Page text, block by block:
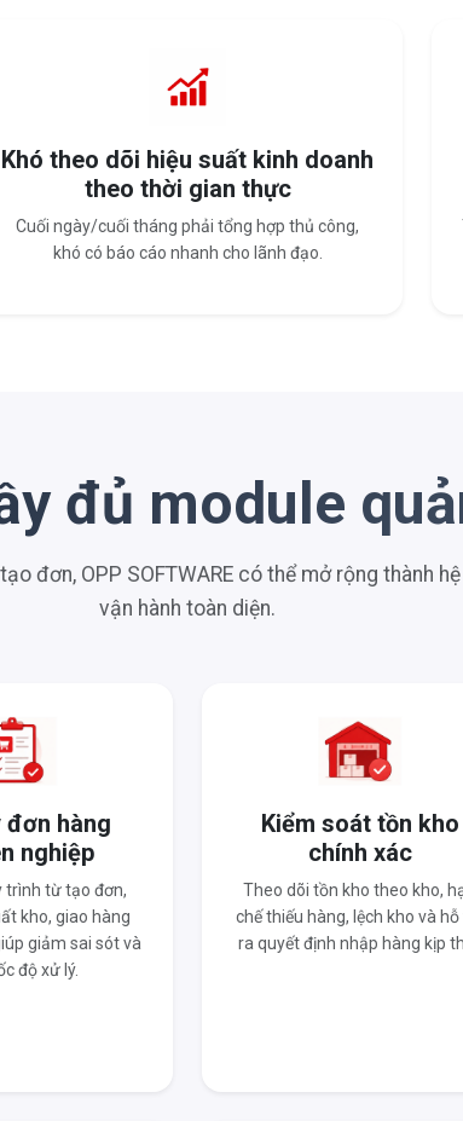
Khó theo dõi hiệu suất kinh doanh
theo thời gian thực
Cuối ngày/cuối tháng phải tổng hợp thủ công,
khó có báo cáo nhanh cho lãnh đạo.
đủ module
đơn, OPP SOFTWARE có thể mở rộng thành
vận hành toàn diện.
đơn hàng
nghiệp
trình từ tạo đơn,
kho, giao hàng
giảm sai sót và
độ xử lý.
Kiểm soát tồn kho
chính xác
Theo dõi tồn kho theo kho,
chế thiếu hàng, lệch kho và
ra quyết định nhập hàng kịp